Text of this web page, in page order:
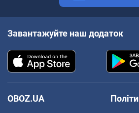
Завантажуйте наш додаток
OBOZ.UA